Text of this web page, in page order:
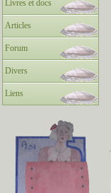
Livres et docs
Articles
Forum
Divers
Liens